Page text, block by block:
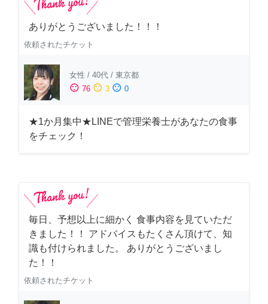
ありがとうございました！！！
依頼されたチケット
女性 / 40代 / 東京都
sentiment_satisfied 76 sentiment_neutral 3 sentiment_dissatisfied 0
★1か月集中★LINEで管理栄養士があなたの食事
をチェック！
毎日、予想以上に細かく 食事内容を見ていただ
きました！！ アドバイスもたくさん頂けて、知
識も付けられました。 ありがとうございまし
た！！
依頼されたチケット